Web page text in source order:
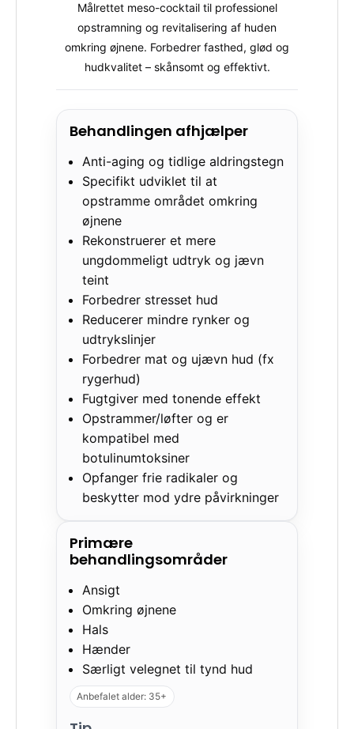
Målrettet meso-cocktail til professionel
opstramning og revitalisering af huden
omkring øjnene. Forbedrer fasthed, glød og
hudkvalitet – skånsomt og effektivt.
Behandlingen afhjælper
Anti-aging og tidlige aldringstegn
Specifikt udviklet til at
opstramme området omkring
øjnene
Rekonstruerer et mere
ungdommeligt udtryk og jævn
teint
Forbedrer stresset hud
Reducerer mindre rynker og
udtrykslinjer
Forbedrer mat og ujævn hud (fx
rygerhud)
Fugtgiver med tonende effekt
Opstrammer/løfter og er
kompatibel med
botulinumtoksiner
Opfanger frie radikaler og
beskytter mod ydre påvirkninger
Primære
behandlingsområder
Ansigt
Omkring øjnene
Hals
Hænder
Særligt velegnet til tynd hud
Anbefalet alder: 35+